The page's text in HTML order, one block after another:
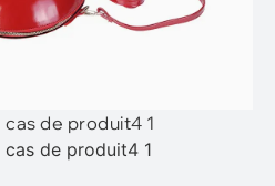
cas de produit4 1
cas de produit4 1